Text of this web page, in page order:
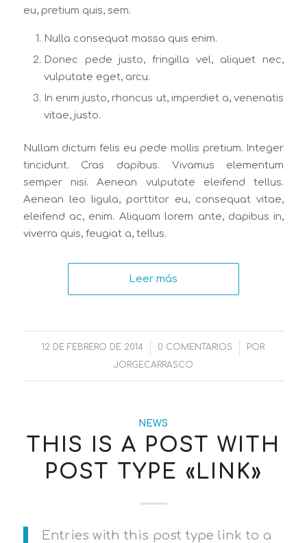
eu, pretium quis, sem.
Nulla consequat massa quis enim.
Donec pede justo, fringilla vel, aliquet nec,
vulputate eget, arcu.
In enim justo, rhoncus ut, imperdiet a, venenatis
vitae, justo.
Nullam dictum felis eu pede mollis pretium. Integer
tincidunt. Cras dapibus. Vivamus elementum
semper nisi. Aenean vulputate eleifend tellus.
Aenean leo ligula, porttitor eu, consequat vitae,
eleifend ac, enim. Aliquam lorem ante, dapibus in,
viverra quis, feugiat a, tellus.
Leer más
12 DE FEBRERO DE 2014
/ 0 COMENTARIOS
/
POR
JORGECARRASCO
NEWS
THIS IS A POST WITH
POST TYPE «LINK»
Entries with this post type link to a